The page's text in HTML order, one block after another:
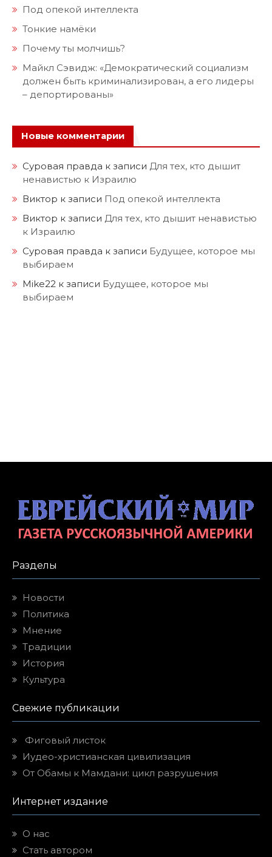
Под опекой интеллекта
Тонкие намёки
Почему ты молчишь?
Майкл Сэвидж: «Демократический социализм
должен быть криминализирован, а его лидеры
– депортированы»
Новые комментарии
Суровая правда к записи Для тех, кто дышит
ненавистью к Израилю
Виктор к записи Под опекой интеллекта
Виктор к записи Для тех, кто дышит ненавистью
к Израилю
Суровая правда к записи Будущее, которое мы
выбираем
Mike22 к записи Будущее, которое мы
выбираем
Разделы
Новости
Политика
Мнение
Традиции
История
Культура
Свежие публикации
Фиговый листок
Иудео-христианская цивилизация
От Обамы к Мамдани: цикл разрушения
Интернет издание
О нас
Стать автором